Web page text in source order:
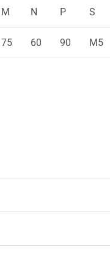
M N P S
75 60 90 M5